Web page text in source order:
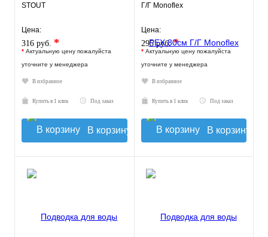
STOUT
Цена:
316 руб. *
* Актуальную цену пожалуйста
уточните у менеджера
В избранное
Купить в 1 клик Под заказ
В корзину
Г/Г Monoflex
Цена:
295 руб.*
* Актуальную цену пожалуйста
уточните у менеджера
В избранное
Купить в 1 клик Под заказ
В корзину